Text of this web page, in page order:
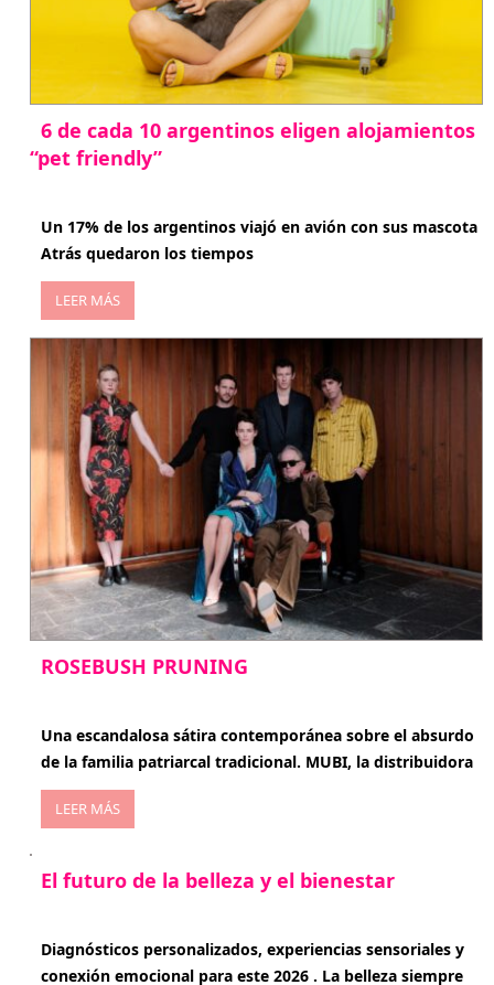
6 de cada 10 argentinos eligen alojamientos
“pet friendly”
Un 17% de los argentinos viajó en avión con sus mascota
Atrás quedaron los tiempos
LEER MÁS
ROSEBUSH PRUNING
Una escandalosa sátira contemporánea sobre el absurdo
de la familia patriarcal tradicional. MUBI, la distribuidora
LEER MÁS
El futuro de la belleza y el bienestar
Diagnósticos personalizados, experiencias sensoriales y
conexión emocional para este 2026 . La belleza siempre